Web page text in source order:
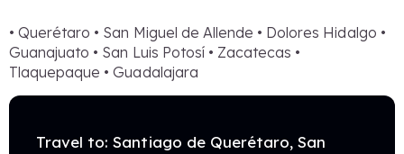
• Querétaro • San Miguel de Allende • Dolores Hidalgo •
Guanajuato • San Luis Potosí • Zacatecas •
Tlaquepaque • Guadalajara
Travel to: Santiago de Querétaro, San